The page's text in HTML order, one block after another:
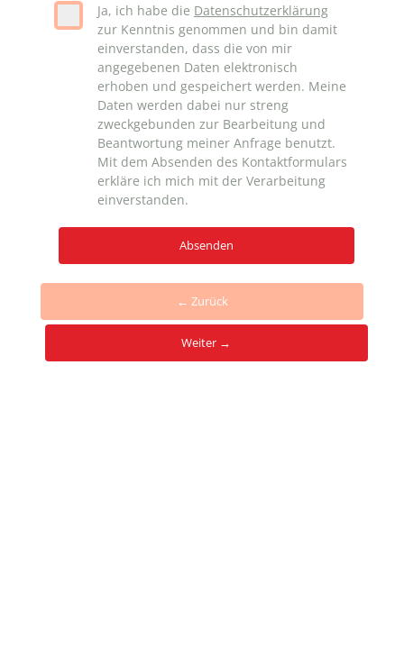
Ja, ich habe die Datenschutzerklärung
zur Kenntnis genommen und bin damit
einverstanden, dass die von mir
angegebenen Daten elektronisch
erhoben und gespeichert werden. Meine
Daten werden dabei nur streng
zweckgebunden zur Bearbeitung und
Beantwortung meiner Anfrage benutzt.
Mit dem Absenden des Kontaktformulars
erkläre ich mich mit der Verarbeitung
einverstanden.
← Zurück
Weiter →